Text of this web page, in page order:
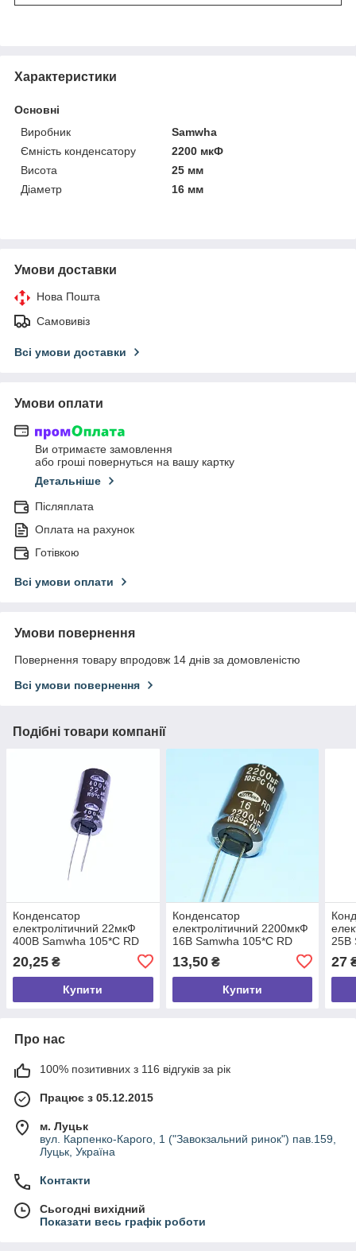
Характеристики
Основні
Виробник
Samwha
Ємність конденсатору
2200 мкФ
Висота
25 мм
Діаметр
16 мм
Умови доставки
Нова Пошта
Самовивіз
Всі умови доставки
Умови оплати
Ви отримаєте замовлення
або гроші повернуться на вашу картку
Детальніше
Післяплата
Оплата на рахунок
Готівкою
Всі умови оплати
Умови повернення
Повернення товару впродовж 14 днів за домовленістю
Всі умови повернення
Подібні товари компанії
Конденсатор
електролітичний 22мкФ
400В Samwha 105*С RD
20,25 ₴
Купити
Конденсатор
електролітичний 2200мкФ
16В Samwha 105*С RD
13,50₴
Купити
25В
27
Про нас
100% позитивних з 116 відгуків за рік
Працює з 05.12.2015
м. Луцьк
вул. Карпенко-Карого, 1 ("Завокзальний ринок") пав.159,
Луцьк, Україна
Контакти
Сьогодні вихідний
Показати весь графік роботи